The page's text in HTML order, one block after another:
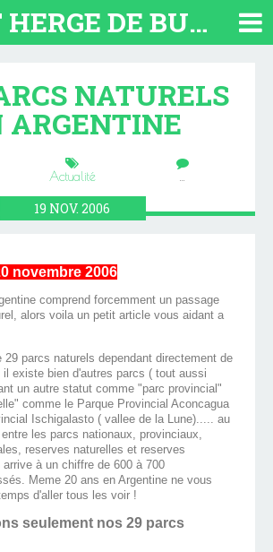
LE PETIT HERGE DE BUENOS AIRES 2026. TOUT SUR L'ARGENTINE
NATURELS
ARGENTINE
Actualité …
19 NOV.2006
novembre 2006
comprend forcemment un passage
alors voila un petit article vous aidant a
29 parcs naturels dependant directement de
il existe bien d'autres parcs ( tout aussi
un autre statut comme "parc provincial"
comme le Parque Provincial Aconcagua
Ischigalasto ( vallee de la Lune)..... au
les parcs nationaux, provinciaux,
reserves naturelles et reserves
à un chiffre de 600 à 700
Meme 20 ans en Argentine ne vous
d'aller tous les voir !
seulement nos 29 parcs